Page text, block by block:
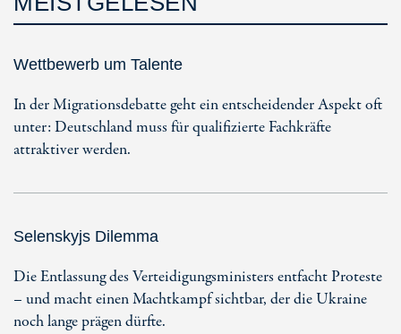
Wettbewerb um Talente
In der Migrationsdebatte geht ein entscheidender Aspekt oft
unter: Deutschland muss für qualifizierte Fachkräfte
attraktiver werden.
Selenskyjs Dilemma
Die Entlassung des Verteidigungsministers entfacht Proteste
– und macht einen Machtkampf sichtbar, der die Ukraine
noch lange prägen dürfte.